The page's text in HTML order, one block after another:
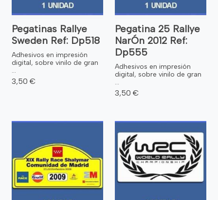
Pegatinas Rallye
Sweden Ref: Dp518
Adhesivos en impresión
digital, sobre vinilo de gran
...
3,50 €
Pegatina 25 Rallye
NarÓn 2012 Ref:
Dp555
Adhesivos en impresión
digital, sobre vinilo de gran
...
3,50 €